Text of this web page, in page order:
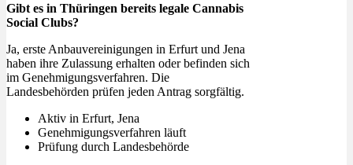
Gibt es in Thüringen bereits legale Cannabis
Social Clubs?
Ja, erste Anbauvereinigungen in Erfurt und Jena
haben ihre Zulassung erhalten oder befinden sich
im Genehmigungsverfahren. Die
Landesbehörden prüfen jeden Antrag sorgfältig.
Aktiv in Erfurt, Jena
Genehmigungsverfahren läuft
Prüfung durch Landesbehörde